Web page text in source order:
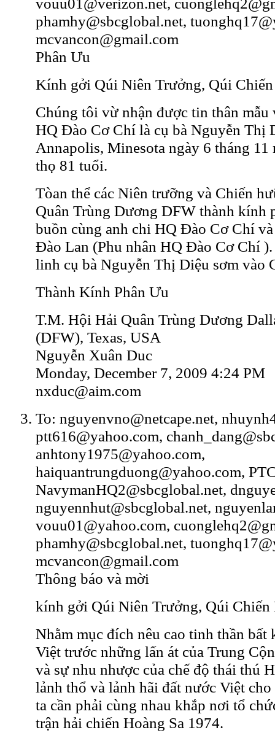
phamhy@sbcglobal.net,
mcvancon@gmail.com
Phân Ưu
Kính gởi Qúi Niên Trưởng, Qúi
Chúng tôi vừ nhận được tin thân mẫu
HQ Đào Cơ Chí là cụ bà Nguyễn Thị
Annapolis, Minesota ngày 6 tháng 11
thọ 81 tuổi.
Tòan thể các Niên trưỡng và Chiến
Quân Trùng Dương DFW thành kính
buồn cùng anh chi HQ Đào Cơ Chí
Đào Lan (Phu nhân HQ Đào Cơ Chí
linh cụ bà Nguyễn Thị Diệu sơm
Thành Kính Phân Ưu
T.M. Hội Hải Quân Trùng Dương
(DFW), Texas, USA
Nguyễn Xuân Duc
Monday, December 7, 2009 4:24 PM
nxduc@aim.com
To: nguyenvno@netcape.net,
ptt616@yahoo.com,
anhtony1975@yahoo.com,
haiquantrungduong@yahoo.com,
NavymanHQ2@sbcglobal.net,
nguyennhut@sbcglobal.net,
vouu01@yahoo.com,
phamhy@sbcglobal.net,
mcvancon@gmail.com
Thông báo và mời
kính gởi Qúi Niên Trưởng, Qúi Chiến
Nhằm mục đích nêu cao tinh thần bất
Việt trước những lấn át của Trung
và sự nhu nhược của chế độ thái thú
lảnh thổ và lảnh hãi đất nước Việt
ta cần phải cùng nhau khắp nơi tổ
trận hải chiến Hoàng Sa 1974.